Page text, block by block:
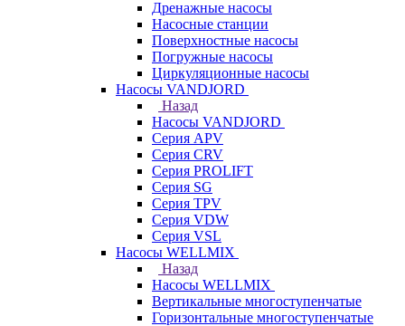
Дренажные насосы
Насосные станции
Поверхностные насосы
Погружные насосы
Циркуляционные насосы
Насосы VANDJORD
Назад
Насосы VANDJORD
Серия APV
Серия CRV
Серия PROLIFT
Серия SG
Серия TPV
Серия VDW
Серия VSL
Насосы WELLMIX
Назад
Насосы WELLMIX
Вертикальные многоступенчатые
Горизонтальные многоступенчатые